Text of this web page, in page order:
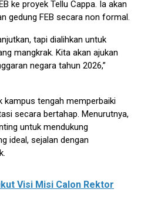
ke proyek Tellu Cappa. Ia akan
gedung FEB secara non formal.
tapi dialihkan untuk
mangkrak. Kita akan ajukan
negara tahun 2026,”
kampus tengah memperbaiki
secara bertahap. Menurutnya,
untuk mendukung
ideal, sejalan dengan
Visi Misi Calon Rektor